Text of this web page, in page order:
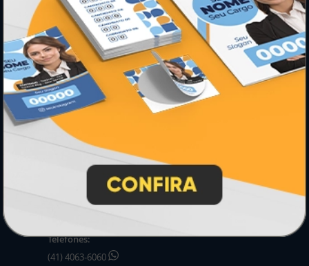
Como Comprar
Como exportar em PDF/X1-a
Entrega 12 Horas
Garantia
Montagem e Fechamento de Arquivo
Perguntas Frequentes
HORÁRIOS
Telefones:
(41) 4063-6060